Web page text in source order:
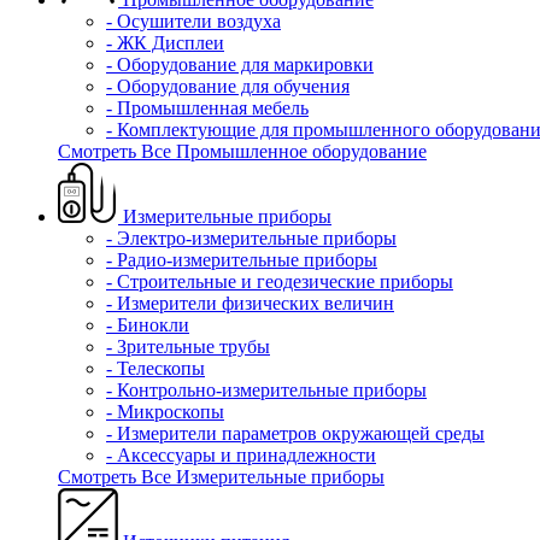
- Осушители воздуха
- ЖК Дисплеи
- Оборудование для маркировки
- Оборудование для обучения
- Промышленная мебель
- Комплектующие для промышленного
Смотреть Все Промышленное оборудование
Измерительные приборы
- Электро-измерительные приборы
- Радио-измерительные приборы
- Строительные и геодезические приборы
- Измерители физических величин
- Бинокли
- Зрительные трубы
- Телескопы
- Контрольно-измерительные приборы
- Микроскопы
- Измерители параметров окружающей среды
- Аксессуары и принадлежности
Смотреть Все Измерительные приборы